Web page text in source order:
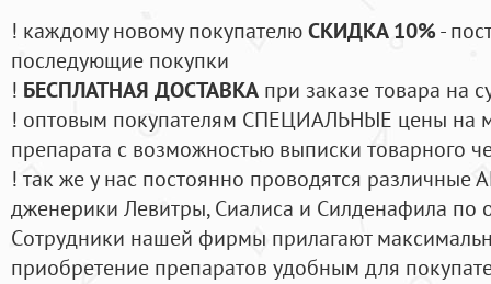
! каждому новому покупателюСКИДКА 10%-
последующие покупки
! БЕСПЛАТНАЯ ДОСТАВКА при заказе товара на
! оптовым покупателям СПЕЦИАЛЬНЫЕ цены на
препарата с возможностью выписки товарного
! так же у нас постоянно проводятся
дженерики Левитры, Сиалиса и Силденафила по
Cотрудники нашей фирмы прилагают
приобретение препаратов удобным для